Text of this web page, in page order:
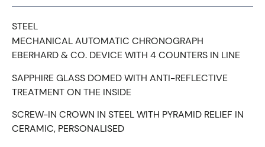
STEEL
MECHANICAL AUTOMATIC CHRONOGRAPH
EBERHARD & CO. DEVICE WITH 4 COUNTERS IN LINE
SAPPHIRE GLASS DOMED WITH ANTI-REFLECTIVE
TREATMENT ON THE INSIDE
SCREW-IN CROWN IN STEEL WITH PYRAMID RELIEF IN
CERAMIC, PERSONALISED